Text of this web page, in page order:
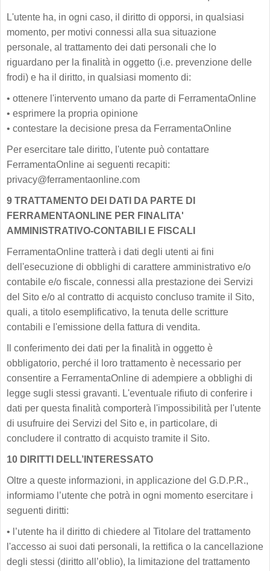
L'utente ha, in ogni caso, il diritto di opporsi, in qualsiasi
momento, per motivi connessi alla sua situazione
personale, al trattamento dei dati personali che lo
riguardano per la finalità in oggetto (i.e. prevenzione delle
frodi) e ha il diritto, in qualsiasi momento di:
• ottenere l'intervento umano da parte di FerramentaOnline
• esprimere la propria opinione
• contestare la decisione presa da FerramentaOnline
Per esercitare tale diritto, l'utente può contattare
FerramentaOnline ai seguenti recapiti:
privacy@ferramentaonline.com
9 TRATTAMENTO DEI DATI DA PARTE DI
FERRAMENTAONLINE PER FINALITA'
AMMINISTRATIVO-CONTABILI E FISCALI
FerramentaOnline tratterà i dati degli utenti ai fini
dell'esecuzione di obblighi di carattere amministrativo e/o
contabile e/o fiscale, connessi alla prestazione dei Servizi
del Sito e/o al contratto di acquisto concluso tramite il Sito,
quali, a titolo esemplificativo, la tenuta delle scritture
contabili e l'emissione della fattura di vendita.
Il conferimento dei dati per la finalità in oggetto è
obbligatorio, perché il loro trattamento è necessario per
consentire a FerramentaOnline di adempiere a obblighi di
legge sugli stessi gravanti. L'eventuale rifiuto di conferire i
dati per questa finalità comporterà l'impossibilità per l'utente
di usufruire dei Servizi del Sito e, in particolare, di
concludere il contratto di acquisto tramite il Sito.
10 DIRITTI DELL’INTERESSATO
Oltre a queste informazioni, in applicazione del G.D.P.R.,
informiamo l’utente che potrà in ogni momento esercitare i
seguenti diritti:
• l’utente ha il diritto di chiedere al Titolare del trattamento
l'accesso ai suoi dati personali, la rettifica o la cancellazione
degli stessi (diritto all’oblio), la limitazione del trattamento